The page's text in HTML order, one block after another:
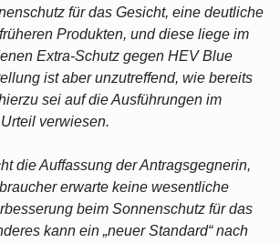
für das Gesicht, eine deutliche
Produkten, und diese liege im
Extra-Schutz gegen HEV Blue
ist aber unzutreffend, wie bereits
sei auf die Ausführungen im
verwiesen.
die Auffassung der Antragsgegnerin,
erwarte keine wesentliche
beim Sonnenschutz für das
kann ein „neuer Standard“ nach